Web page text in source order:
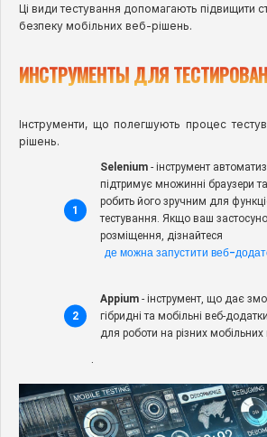
Ці види тестування допомагають підвищити
безпеку мобільних веб-рішень.
ИНСТРУМЕНТЫ ДЛЯ
Інструменти, що полегшують процес
рішень.
Selenium - інструмент
підтримує множинні браузери
робить його зручним для
тестування. Якщо ваш
розміщення, дізнайтеся
де можна запустити веб-
Appium - інструмент, що дає
гібридні та мобільні веб-
для роботи на різних